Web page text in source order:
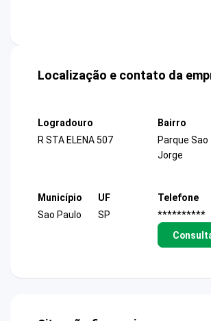
Localização e contato da
Logradouro
R STA ELENA 507
Bairro
Parque Sao
Jorge
Município
Sao Paulo
UF
SP
Telefone
**********